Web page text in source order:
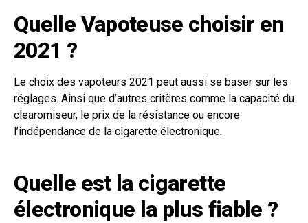
Quelle Vapoteuse choisir en
2021 ?
Le choix des vapoteurs 2021 peut aussi se baser sur les
réglages. Ainsi que d’autres critères comme la capacité du
clearomiseur, le prix de la résistance ou encore
l’indépendance de la cigarette électronique.
Quelle est la cigarette
électronique la plus fiable ?